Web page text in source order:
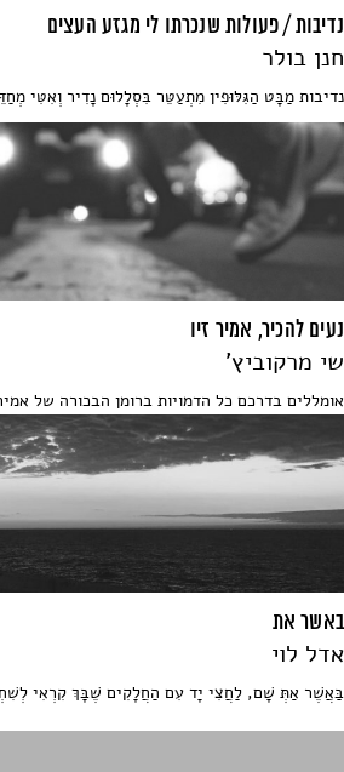
נדיבות / פעולות שנכרתו לי מגזע העצים
חנן בולר
נדיבות מַבָּט הַגִּלּוּפִין מִתְעַטֵּר בִּסְלָלוּם נָדִיר וְאִטִּי
נעים להכיר, אמיר זיו
שי מרקוביץ'
אומללים בדרכם כל הדמויות ברומן הבכורה של
באשר את
אדל לוי
בַּאֲשֶׁר אַתְּ שָׁם, לַחֲצִי יָד עִם הַחֲלָקִים שֶׁבָּךְ קִרְאִי